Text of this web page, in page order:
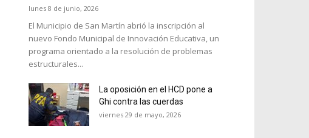
lunes 8 de junio, 2026
El Municipio de San Martín abrió la inscripción al
nuevo Fondo Municipal de Innovación Educativa, un
programa orientado a la resolución de problemas
estructurales...
La oposición en el HCD pone a
Ghi contra las cuerdas
viernes 29 de mayo, 2026